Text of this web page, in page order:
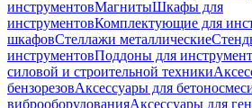
инструментовМагнитыШкафы для
инструментовКомплектующие для
шкафовСтеллажи металлические
инструментовПоддоны для
силовой и строительной техники
бензорезовАксессуары для
виброоборудованияАксессуары для